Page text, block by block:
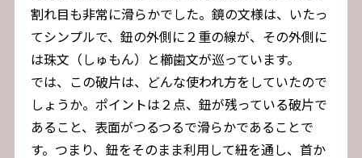
割れ目も非常に滑らかでした。鏡の文様は、いたっ
てシンプルで、鈕の外側に２重の線が、その外側に
は珠文（しゅもん）と櫛歯文が巡っています。
では、この破片は、どんな使われ方をしていたので
しょうか。ポイントは２点、鈕が残っている破片で
あること、表面がつるつるで滑らかであることで
す。つまり、鈕をそのまま利用して紐を通し、首か